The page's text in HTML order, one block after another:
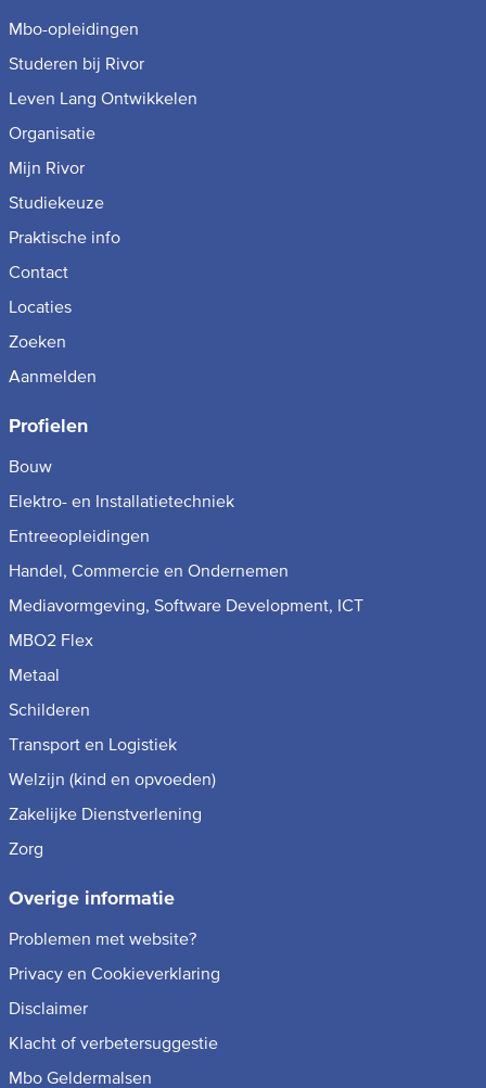
Mbo-opleidingen
Studeren bij Rivor
Leven Lang Ontwikkelen
Organisatie
Mijn Rivor
Studiekeuze
Praktische info
Contact
Locaties
Zoeken
Aanmelden
Profielen
Bouw
Elektro- en Installatietechniek
Entreeopleidingen
Handel, Commercie en Ondernemen
Mediavormgeving, Software Development, ICT
MBO2 Flex
Metaal
Schilderen
Transport en Logistiek
Welzijn (kind en opvoeden)
Zakelijke Dienstverlening
Zorg
Overige informatie
Problemen met website?
Privacy en Cookieverklaring
Disclaimer
Klacht of verbetersuggestie
Mbo Geldermalsen